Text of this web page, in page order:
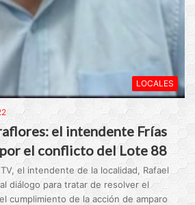
LOCALES
el intendente Frías
el conflicto del Lote 88
el intendente de la localidad, Rafael
diálogo para tratar de resolver el
cumplimiento de la acción de amparo